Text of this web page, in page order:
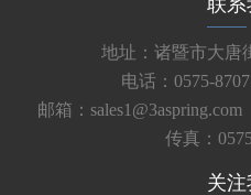
联系
地址：诸暨市大唐
电话：0575-
邮箱：sales1@3aspring.com
传真：
关注